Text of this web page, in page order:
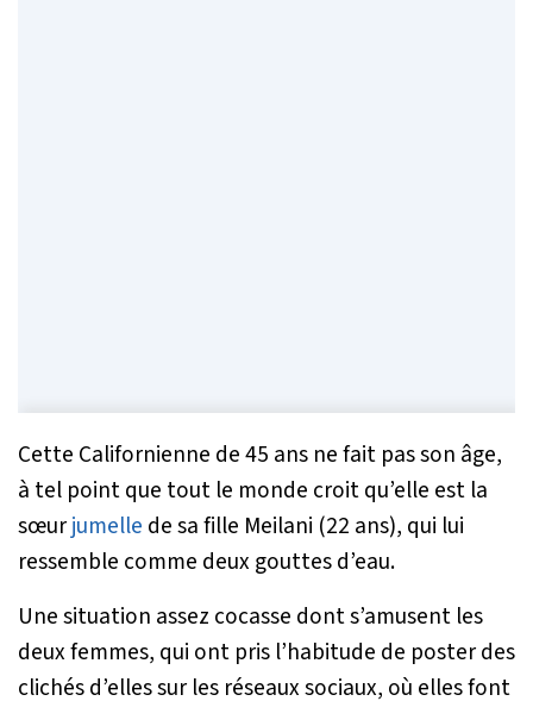
Cette Californienne de 45 ans ne fait pas son âge,
à tel point que tout le monde croit qu’elle est la
sœurjumelle de sa fille Meilani (22 ans), qui lui
ressemble comme deux gouttes d’eau.
Une situation assez cocasse dont s’amusent les
deux femmes, qui ont pris l’habitude de poster des
clichés d’elles sur les réseaux sociaux, où elles font